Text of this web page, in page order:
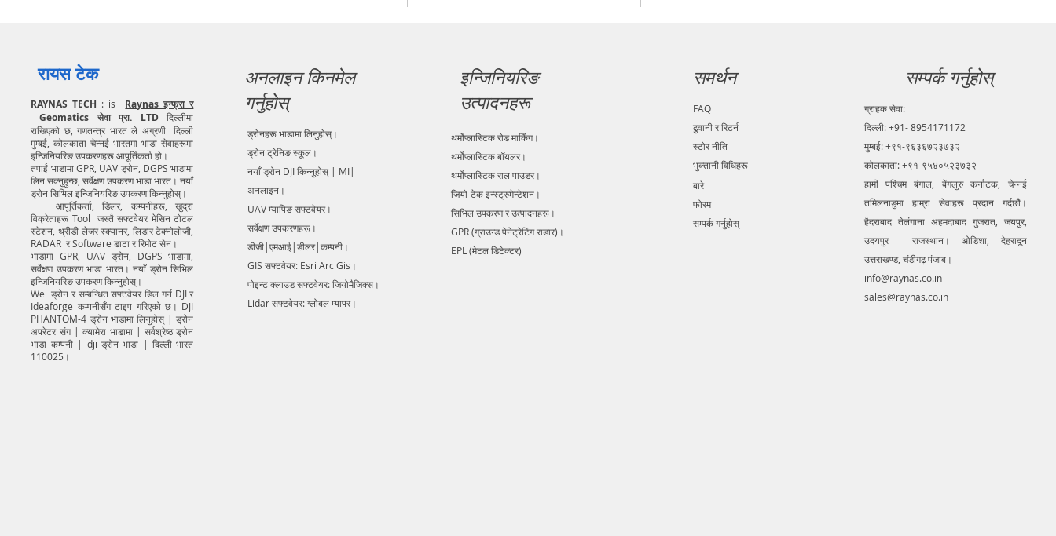
रायस टेक
RAYNAS TECH : is Raynas इन्फ्रा र
Geomatics सेवा प्रा. LTDदिल्लीमा
राखिएको छ, गणतन्त्र भारत ले अग्रणी दिल्ली
मुम्बई, कोलकाता चेन्नई भारतमा भाडा सेवाहरूमा
इन्जिनियरिङ उपकरणहरू आपूर्तिकर्ता हो।
तपाईं भाडामा GPR, UAV ड्रोन, DGPS भाडामा
लिन सक्नुहुन्छ, सर्वेक्षण उपकरण भाडा भारत। नयाँ
ड्रोन सिभिल इन्जिनियरिङ उपकरण किन्नुहोस्।
आपूर्तिकर्ता, डिलर, कम्पनीहरू, खुद्रा
विक्रेताहरू Tool जस्तै सफ्टवेयर मेसिन टोटल
स्टेशन, थ्रीडी लेजर स्क्यानर, लिडार टेक्नोलोजी,
RADAR र Software डाटा र रिमोट सेन।
भाडामा GPR, UAV ड्रोन, DGPS भाडामा,
सर्वेक्षण उपकरण भाडा भारत। नयाँ ड्रोन सिभिल
इन्जिनियरिङ उपकरण किन्नुहोस्।
We ड्रोन र सम्बन्धित सफ्टवेयर डिल गर्न DJI र
Ideaforge कम्पनीसँग टाइप गरिएको छ। DJI
PHANTOM-4 ड्रोन भाडामा लिनुहोस् | ड्रोन
अपरेटर संग | क्यामेरा भाडामा | सर्वश्रेष्ठ ड्रोन
भाडा कम्पनी | dji ड्रोन भाडा | दिल्ली भारत
110025।
अनलाइन किनमेल
गर्नुहोस्
ड्रोनहरू भाडामा लिनुहोस्।
ड्रोन ट्रेनिङ स्कूल।
नयाँ ड्रोन DJI किन्नुहोस् | MI|
अनलाइन।
UAV म्यापिङ सफ्टवेयर।
सर्वेक्षण उपकरणहरू।
डीजी|एमआई|डीलर|कम्पनी।
GIS सफ्टवेयर: Esri Arc Gis।
पोइन्ट क्लाउड सफ्टवेयर: जियोमैजिक्स।
Lidar सफ्टवेयर: ग्लोबल म्यापर।
इन्जिनियरिङ
उत्पादनहरू
थर्मोप्लास्टिक रोड मार्किंग।
थर्मोप्लास्टिक बॉयलर।
थर्मोप्लास्टिक राल पाउडर।
जियो-टेक इन्स्ट्रुमेन्टेशन।
सिभिल उपकरण र उत्पादनहरू।
GPR (ग्राउन्ड पेनेट्रेटिंग राडार)।
EPL (मेटल डिटेक्टर)
समर्थन
FAQ
ढुवानी र रिटर्न
स्टोर नीति
भुक्तानी विधिहरू
बारे
फोरम
सम्पर्क गर्नुहोस्
सम्पर्क गर्नुहोस्
ग्राहक सेवा:
दिल्ली: +91- 8954171172
मुम्बई: +९१-९६३६७२३७३२
कोलकाता: +९१-९५४०५२३७३२
हामी पश्चिम बंगाल, बेंगलुरु कर्नाटक, चेन्नई
तमिलनाडुमा हाम्रा सेवाहरू प्रदान गर्दछौं।
हैदराबाद तेलंगाना अहमदाबाद गुजरात, जयपुर,
उदयपुर राजस्थान। ओडिशा, देहरादून
उत्तराखण्ड, चंडीगढ़ पंजाब।
info@raynas.co.in
sales@raynas.co.in